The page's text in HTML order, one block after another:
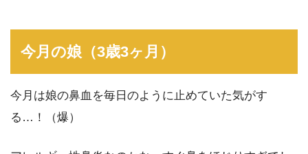
今月の娘（3歳3ヶ月）
今月は娘の鼻血を毎日のように止めていた気がす
る…！（爆）